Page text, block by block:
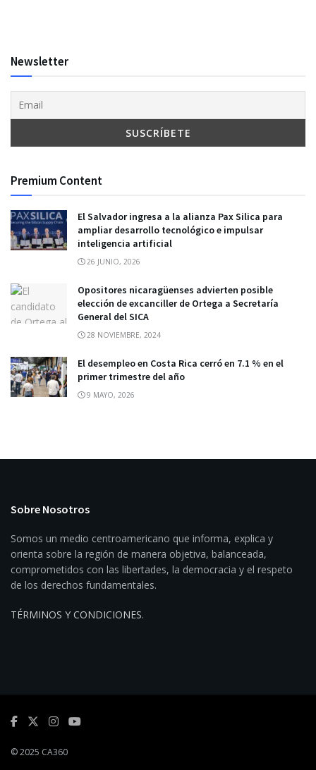
Newsletter
Premium Content
El Salvador ingresa a la alianza Pax Silica para
ampliar desarrollo tecnológico e impulsar
inteligencia artificial
26 JUNIO, 2026
Opositores nicaragüenses advierten posible
elección de excanciller de Ortega a Secretaría
General del SICA
28 NOVIEMBRE, 2024
El desempleo en Costa Rica cerró en 7.1 % en el
primer trimestre del año
9 MAYO, 2026
Sobre Nosotros
Somos un medio centroamericano que informa, explica y
orienta sobre la región de manera objetiva, balanceada,
comprometidos con las libertades, la democracia y el respeto
de los derechos fundamentales.
TÉRMINOS Y CONDICIONES.
© 2025 CA360